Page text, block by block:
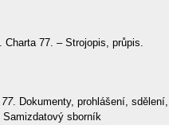
Charta 77. – Strojopis, průpis.
. Dokumenty, prohlášení,
Samizdatový sborník